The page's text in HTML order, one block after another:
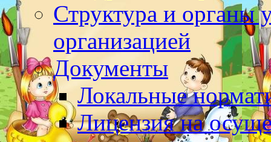
Структура и органы
организацией
Документы
Локальные
Лицензия на